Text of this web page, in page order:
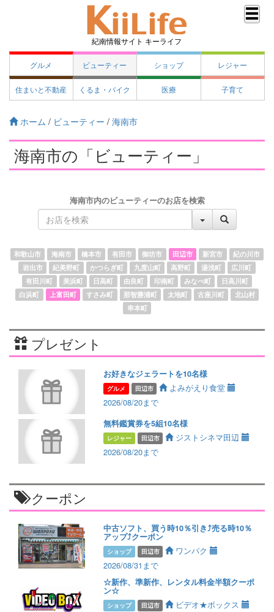
紀南情報サイト キーライフ
グルメ ビューティー ショップ レジャー
住まいと不動産 くるま・バイク 医療 子育て
ホーム / ビューティー / 海南市
海南市の「ビューティー」
海南市内のビューティーのお店を検索
和歌山市 海南市 橋本市 有田市 御坊市 田辺市 新宮市
紀の川市
岩出市
紀美野町 かつらぎ町 九度山町 高野町 湯浅町
広川町
有田川町
美浜町 日高町 由良町 印南町 みなべ町
日高川町
白浜町
上富田町 すさみ町 那智勝浦町 太地町 古座川町
北山村
串本町
プレゼント
お好きなジェラートを10名様
グルメ 田辺市
よみがえり食堂
2026/08/20まで
無料鑑賞券を5組10名様
レジャー 田辺市
ジストシネマ田辺
2026/08/20まで
クーポン
中古ソフト、買う時10％引き⤴️売る時10％
アップ⤴️クーポン
ショップ 田辺市
ワンパク
2026/08/31まで
☆新作、準新作、レンタル料金半額クーポ
ン☆
ショップ 田辺市
ビデオ★ボックス